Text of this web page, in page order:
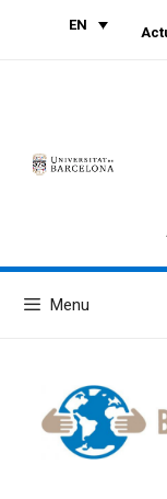
EN
Menu